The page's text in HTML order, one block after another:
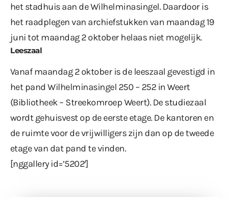
het stadhuis aan de Wilhelminasingel. Daardoor is
het raadplegen van archiefstukken van maandag 19
juni tot maandag 2 oktober helaas niet mogelijk.
Leeszaal
Vanaf maandag 2 oktober is de leeszaal gevestigd in
het pand Wilhelminasingel 250 – 252 in Weert
(Bibliotheek – Streekomroep Weert). De studiezaal
wordt gehuisvest op de eerste etage. De kantoren en
de ruimte voor de vrijwilligers zijn dan op de tweede
etage van dat pand te vinden.
[nggallery id=’5202′]